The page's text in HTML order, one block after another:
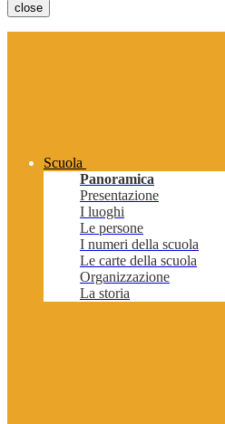
close
Scuola
Panoramica
Presentazione
I luoghi
Le persone
I numeri della scuola
Le carte della scuola
Organizzazione
La storia